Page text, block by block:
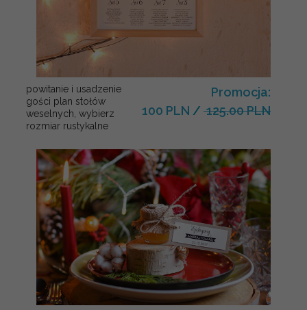
powitanie i usadzenie
gości plan stołów
weselnych, wybierz
rozmiar rustykalne
Promocja:
100 PLN / 125.00 PLN